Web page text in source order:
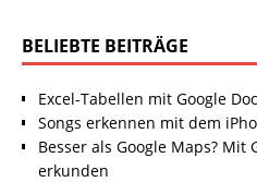
BELIEBTE BEITRÄGE
Excel-Tabellen mit Google
Songs erkennen mit dem
Besser als Google Maps? Mit
erkunden